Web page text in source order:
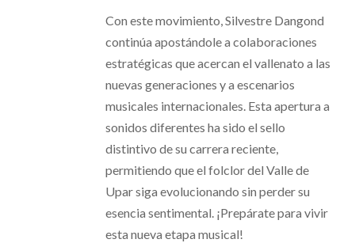
Con este movimiento, Silvestre Dangond
continúa apostándole a colaboraciones
estratégicas que acercan el vallenato a las
nuevas generaciones y a escenarios
musicales internacionales. Esta apertura a
sonidos diferentes ha sido el sello
distintivo de su carrera reciente,
permitiendo que el folclor del Valle de
Upar siga evolucionando sin perder su
esencia sentimental. ¡Prepárate para vivir
esta nueva etapa musical!